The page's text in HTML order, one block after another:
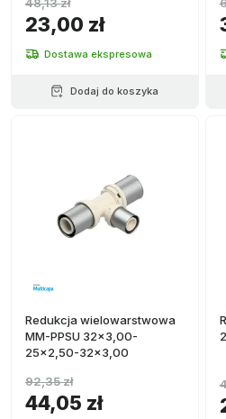
23,00 zł
Dostawa ekspresowa
Dodaj do koszyka
Redukcja wielowarstwowa
MM-PPSU 32x3,00-
25x2,50-32x3,00
44,05 zł
92,35 zł